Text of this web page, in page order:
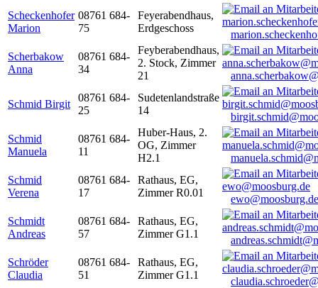
Scheckenhofer
Marion
08761 684-
75
Feyerabendhaus,
Erdgeschoss
Scherbakow
Anna
08761 684-
34
Feyberabendhaus,
2. Stock, Zimmer
21
Schmid Birgit
08761 684-
25
Sudetenlandstraße
14
Schmid
Manuela
08761 684-
11
Huber-Haus, 2.
OG, Zimmer
H2.1
Schmid
Verena
08761 684-
17
Rathaus, EG,
Zimmer R0.01
ewo@moosburg.de
Schmidt
Andreas
08761 684-
57
Rathaus, EG,
Zimmer G1.1
Schröder
Claudia
08761 684-
51
Rathaus, EG,
Zimmer G1.1